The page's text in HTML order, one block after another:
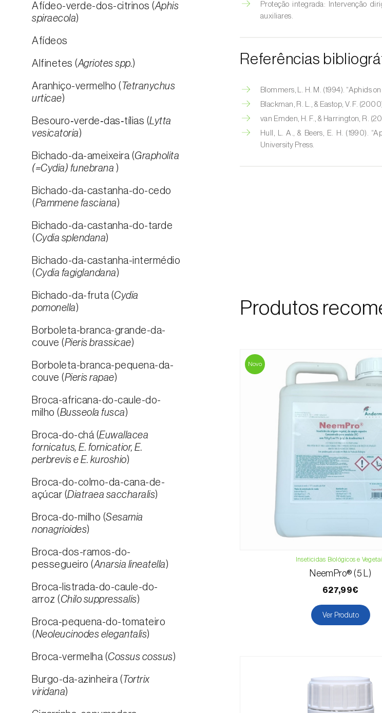
Afídeo-verde-dos-citrinos (Aphis
spiraecola)
Afídeos
Alfinetes (Agriotes spp.)
Aranhiço-vermelho ( Tetranychus
urticae)
Besouro‑verde‑das‑tílias (Lytta
vesicatoria)
Bichado-da-ameixeira (Grapholita
(=Cydia) funebrana )
Bichado-da-castanha-do-cedo
(Pammene fasciana)
Bichado-da-castanha-do-tarde
(Cydia splendana)
Bichado-da-castanha-intermédio
(Cydia fagiglandana)
Bichado-da-fruta (Cydia
pomonella)
Borboleta-branca-grande-da-
couve (Pieris brassicae)
Borboleta-branca-pequena-da-
couve (Pieris rapae)
Broca-africana-do-caule-do-
milho (Busseola fusca)
Broca-do-chá (Euwallacea
fornicatus, E. fornicatior, E.
perbrevis e E. kuroshio)
Broca-do-colmo-da-cana-de-
açúcar (Diatraea saccharalis)
Broca-do-milho (Sesamia
nonagrioides)
Broca-dos-ramos-do-
pessegueiro (Anarsia lineatella)
Broca-listrada-do-caule-do-
arroz (Chilo suppressalis)
Broca-pequena-do-tomateiro
(Neoleucinodes elegantalis)
Broca-vermelha (Cossus cossus)
Burgo-da-azinheira ( Tortrix
viridana)
Proteção integrada: Intervenção
auxiliares.
Referências
Blommers, L. H. M. (1994). “Aphids
Blackman, R. L., & Eastop, V. F.
van Emden, H. F., & Harrington, R.
Hull, L. A., & Beers, E. H. (1990).
University Press.
Produtos
Novo
Inseticidas Biológicos e
NeemPro® (5 L)
627,99€
Ver Produto